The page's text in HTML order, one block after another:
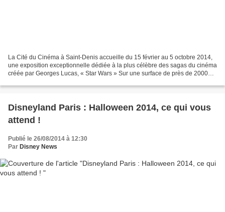
La Cité du Cinéma à Saint-Denis accueille du 15 février au 5 octobre 2014,
une exposition exceptionnelle dédiée à la plus célèbre des sagas du cinéma
créée par Georges Lucas, « Star Wars » Sur une surface de près de 2000
Disneyland Paris : Halloween 2014, ce qui vous
attend !
Publié le 26/08/2014 à 12:30
Par Disney News